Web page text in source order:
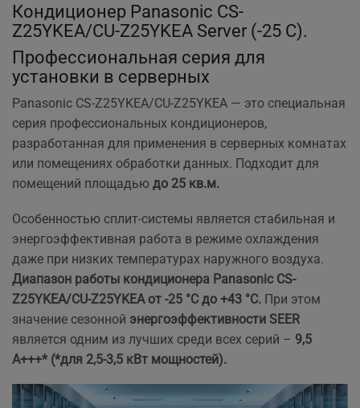
Кондиционер Panasonic CS-
Z25YKEA/CU-Z25YKEA Server (-25 C).
Профессиональная серия для
установки в серверных
Panasonic CS-Z25YKEA/CU-Z25YKEA — это специальная
серия профессиональных кондиционеров,
разработанная для применения в серверных комнатах
или помещениях обработки данных. Подходит для
помещений площадью до 25 кв.м.
Особенностью сплит-системы является стабильная и
энергоэффективная работа в режиме охлаждения
даже при низких температурах наружного воздуха.
Диапазон работы кондиционера Panasonic CS-
Z25YKEA/CU-Z25YKEA от -25 °С до +43 °С. При этом
значение сезонной энергоэффективности SEER
является одним из лучших среди всех серий – 9,5
А+++* (*для 2,5-3,5 кВт мощностей).